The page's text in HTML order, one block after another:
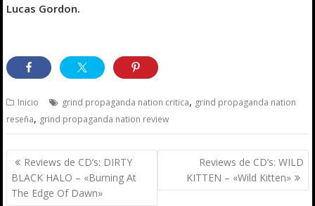
Lucas Gordon.
Inicio grind propaganda nation critica, grind propaganda nation
reseña, grind propaganda nation review
Navegación
de
entradas
Reviews de CD’s: DIRTY
BLACK HALO – «Burning At
The Edge Of Dawn»
Reviews de CD’s: WILD
KITTEN – «Wild Kitten»